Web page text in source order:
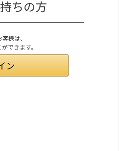
ちの方
様は、
できます。